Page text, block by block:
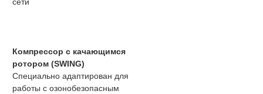
Компрессор с качающимся
ротором (SWING)
Специально адаптирован для
работы с озонобезопасным